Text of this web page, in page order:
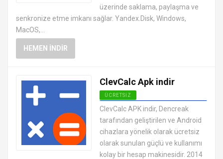
üzerinde saklama, paylaşma ve
senkronize etme imkanı sağlar. Yandex.Disk, Windows,
MacOS,...
HEMEN İNDIR
ClevCalc Apk indir
ÜCRETSIZ
ANDROID OFFICE UYGULAMALARI
APK
ClevCalc APK indir, Dencreak
tarafından geliştirilen ve Android
cihazlara yönelik olarak ücretsiz
olarak sunulan güçlü ve kullanımı
kolay bir hesap makinesidir. 2014